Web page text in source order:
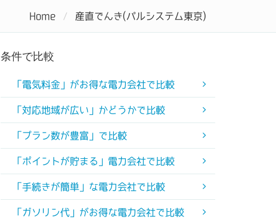
Home 産直でんき(パルシステム東京)
条件で比較
「電気料金」がお得な電力会社で比較
「対応地域が広い」かどうかで比較
「プラン数が豊富」で比較
「ポイントが貯まる」電力会社で比較
「手続きが簡単」な電力会社で比較
「ガソリン代」がお得な電力会社で比較